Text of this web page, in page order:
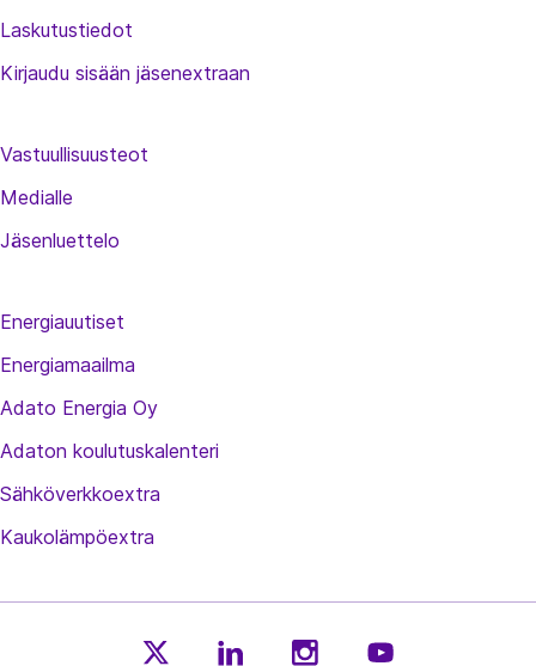
Laskutustiedot
Kirjaudu sisään jäsenextraan
Vastuullisuusteot
Medialle
Jäsenluettelo
Energiauutiset
Energiamaailma
Adato Energia Oy
Adaton koulutuskalenteri
Sähköverkkoextra
Kaukolämpöextra